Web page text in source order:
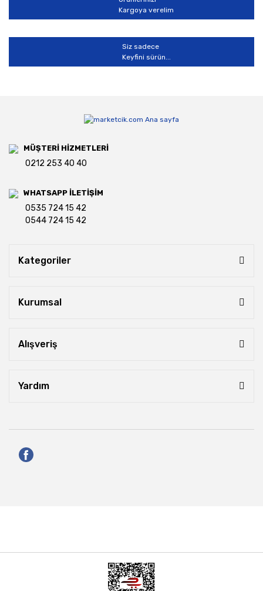
Kargoya verelim
Siz sadece
Keyfini sürün...
MÜŞTERİ HİZMETLERİ
0212 253 40 40
WHATSAPP İLETİŞİM
0535 724 15 42
0544 724 15 42
Kategoriler
Kurumsal
Alışveriş
Yardım